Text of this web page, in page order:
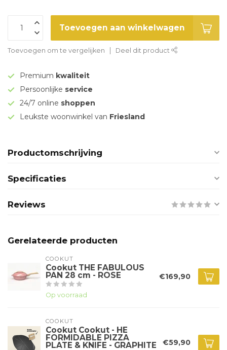
Toevoegen aan winkelwagen
Toevoegen om te vergelijken Deel dit product
Premium kwaliteit
Persoonlijke service
24/7 online shoppen
Leukste woonwinkel van Friesland
Productomschrijving
Specificaties
Reviews
Gerelateerde producten
COOKUT
Cookut THE FABULOUS
PAN 28 cm - ROSE
Op voorraad
€169,90
COOKUT
Cookut Cookut - HE
FORMIDABLE PIZZA
PLATE & KNIFE - GRAPHITE €59,90